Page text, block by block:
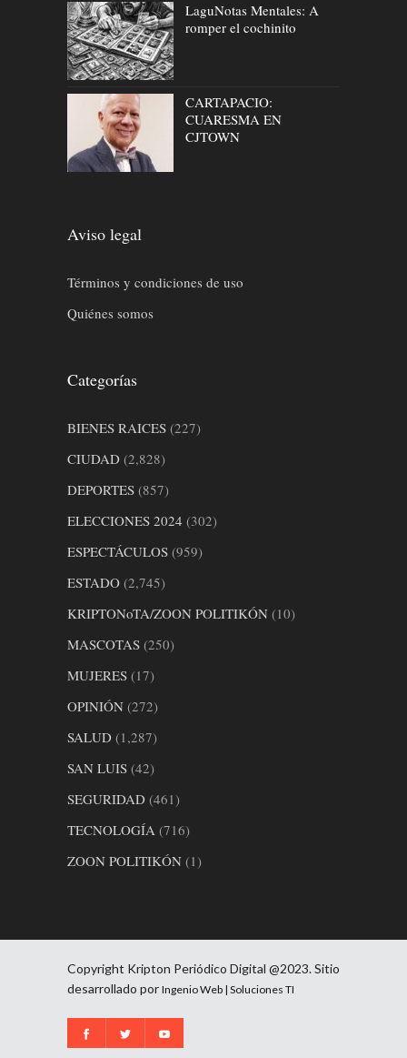
LaguNotas Mentales: A
romper el cochinito
CARTAPACIO:
CUARESMA EN
CJTOWN
Aviso legal
Términos y condiciones de uso
Quiénes somos
Categorías
BIENES RAICES (227)
CIUDAD (2,828)
DEPORTES (857)
ELECCIONES 2024 (302)
ESPECTÁCULOS (959)
ESTADO (2,745)
KRIPTONoTA/ZOON POLITIKÓN (10)
MASCOTAS (250)
MUJERES (17)
OPINIÓN (272)
SALUD (1,287)
SAN LUIS (42)
SEGURIDAD (461)
TECNOLOGÍA (716)
ZOON POLITIKÓN (1)
Copyright Kripton Periódico Digital @2023. Sitio
desarrollado por Ingenio Web | Soluciones TI